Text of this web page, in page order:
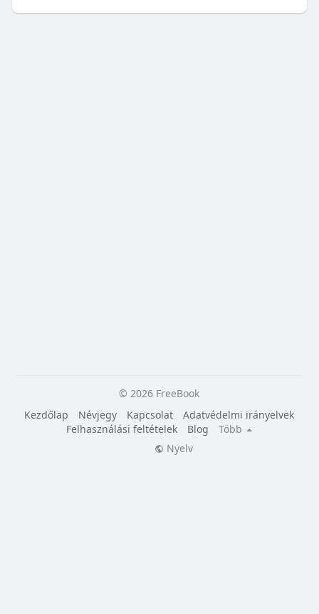
© 2026 FreeBook
Kezdőlap
Névjegy Kapcsolat
Adatvédelmi irányelvek
Felhasználási feltételek
Blog
Több
Nyelv